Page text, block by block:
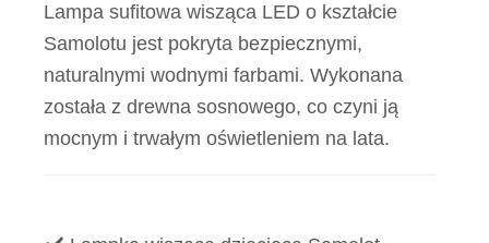
Lampa sufitowa wisząca LED o kształcie
Samolotu jest pokryta bezpiecznymi,
naturalnymi wodnymi farbami. Wykonana
została z drewna sosnowego, co czyni ją
mocnym i trwałym oświetleniem na lata.